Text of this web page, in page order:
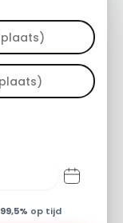
99,5% op tijd